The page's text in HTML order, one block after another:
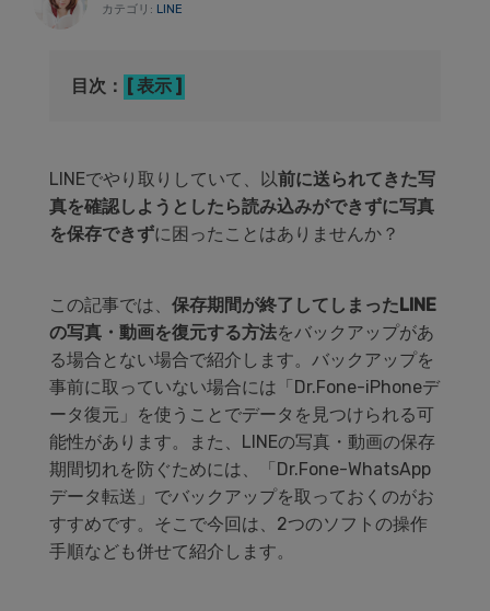
カテゴリ: LINE
目次： 表示
LINEでやり取りしていて、以前に送られてきた写
真を確認しようとしたら読み込みができずに写真
を保存できずに困ったことはありませんか？
この記事では、 保存期間が終了してしまったLINE
の写真・動画を復元する方法をバックアップがあ
る場合とない場合で紹介します。バックアップを
事前に取っていない場合には「Dr.Fone-iPhoneデ
ータ復元」を使うことでデータを見つけられる可
能性があります。また、LINEの写真・動画の保存
期間切れを防ぐためには、「Dr.Fone-WhatsApp
データ転送」でバックアップを取っておくのがお
すすめです。そこで今回は、2つのソフトの操作
手順なども併せて紹介します。